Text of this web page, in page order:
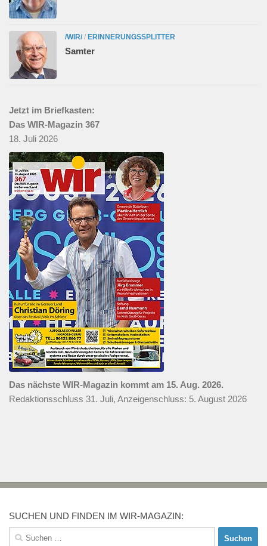
/WIR/ / ERINNERUNGSSPLITTER
Samter
Jetzt im Briefkasten:
Das WIR-Magazin 367
18. Juli 2026
Das nächste WIR-Magazin kommt am 15. Aug. 2026.
Redaktionsschluss 31. Juli, Anzeigenschluss: 5. August 2026
SUCHEN UND FINDEN IM WIR-MAGAZIN:
Suchen